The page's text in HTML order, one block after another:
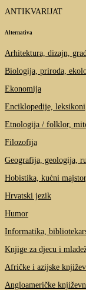
ANTIKVARIJAT
Alternativa
Arhitektura, dizajn,
Biologija, priroda,
Ekonomija
Enciklopedije,
Etnologija / folklor,
Filozofija
Geografija, geologija,
Hobistika, kućni
Hrvatski jezik
Humor
Informatika,
Knjige za djecu i
Afričke i azijske
Angloameričke